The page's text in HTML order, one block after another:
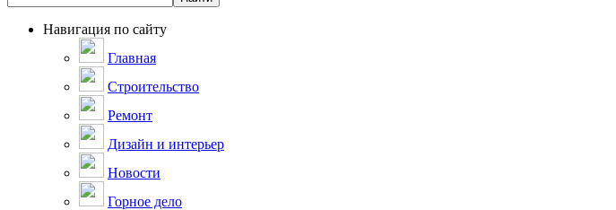
Навигация по сайту
Главная
Строительство
Ремонт
Дизайн и интерьер
Новости
Горное дело